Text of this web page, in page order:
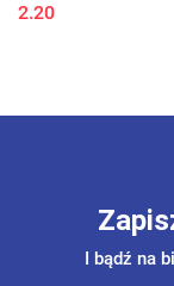
2.20
I bądź na